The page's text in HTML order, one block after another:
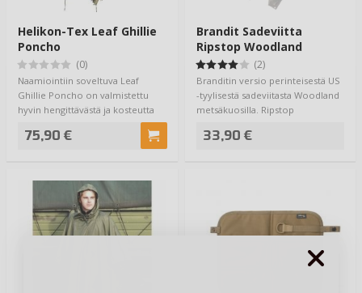
Helikon-Tex Leaf Ghillie
Poncho
(0)
Naamiointiin soveltuva Leaf
Ghillie Poncho on valmistettu
hyvin hengittävästä ja kosteutta
75,90 €
Brandit Sadeviitta
Ripstop Woodland
(2)
Branditin versio perinteisestä US
-tyylisestä sadeviitasta Woodland
metsäkuosilla. Ripstop
33,90 €